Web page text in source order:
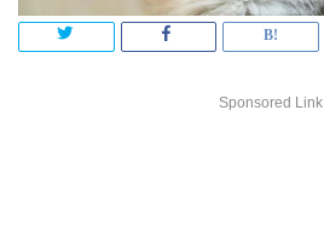
Sponsored Link